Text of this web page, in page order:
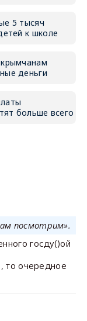
5 тысяч
к школе
деньги
больше всего
посмотрим».
госду()ой
то очередное